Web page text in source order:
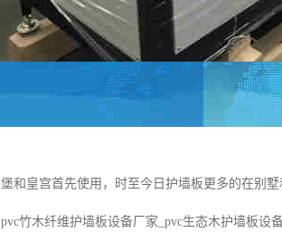
和皇宫首先使用，时至今日护墙板更多的在别
竹木纤维护墙板设备厂家_pvc生态木护墙板设